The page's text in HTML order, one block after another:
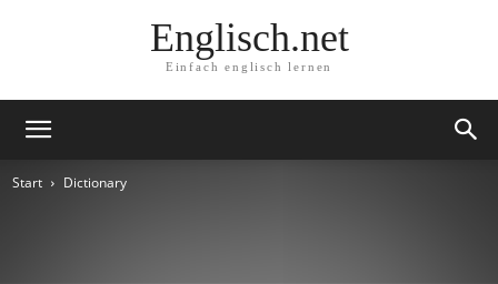
Englisch.net
Einfach englisch lernen
Start Dictionary